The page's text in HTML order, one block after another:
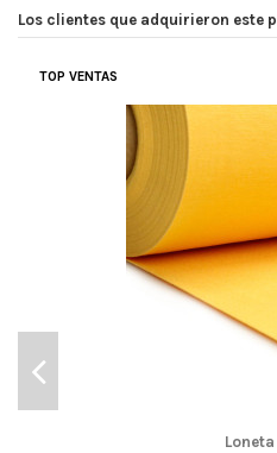
Los clientes que adquirieron
TOP VENTAS
Loneta